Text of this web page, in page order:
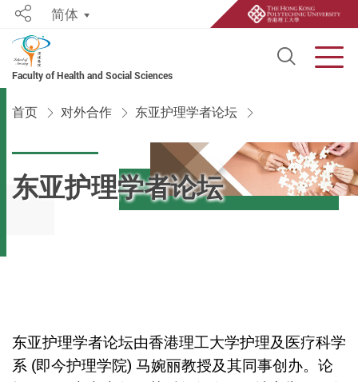
Faculty of Health and Social Sciences
Open
Share简体
首页 对外合作 东亚护理学者论坛
东亚护理学者论坛
东亚护理学者论坛由香港理工大学护理及医疗科学
系 (即今护理学院) 马婉丽教授及其同事创办。论